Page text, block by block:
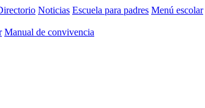
Noticias Escuela para padres Menú escolar
Manual de convivencia